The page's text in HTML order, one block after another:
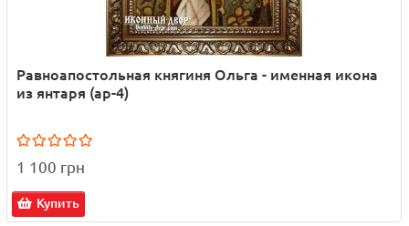
Равноапостольная княгиня Ольга - именная икона
из янтаря (ар-4)
1 100 грн
Купить